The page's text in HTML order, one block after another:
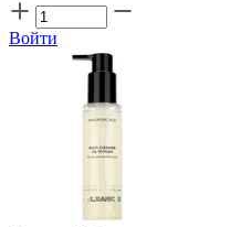
Войти